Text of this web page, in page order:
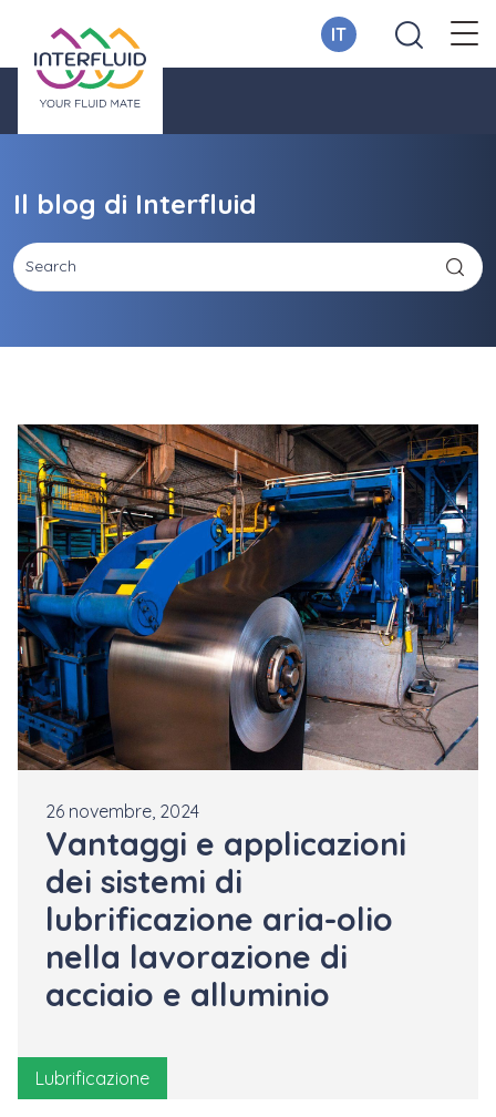
IT
Il blog di Interfluid
26 novembre, 2024
Vantaggi e applicazioni
dei sistemi di
lubrificazione aria-olio
nella lavorazione di
acciaio e alluminio
Lubrificazione